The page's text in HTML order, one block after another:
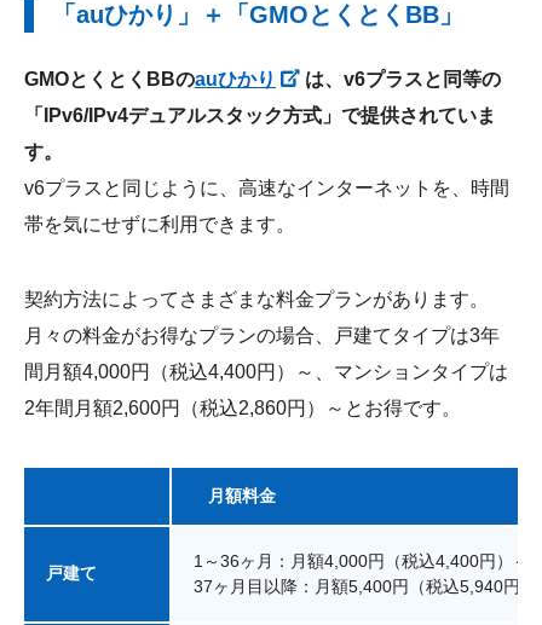
「auひかり」＋「GMOとくとくBB」
GMOとくとくBBのauひかり
は、v6プラスと同等の
「IPv6/IPv4デュアルスタック方式」で提供されていま
す。
v6プラスと同じように、高速なインターネットを、時間
帯を気にせずに利用できます。
契約方法によってさまざまな料金プランがあります。
月々の料金がお得なプランの場合、戸建てタイプは3年
間月額4,000円（税込4,400円）～、マンションタイプは
2年間月額2,600円（税込2,860円）～とお得です。
月額料金
戸建て
1～36ヶ月：月額4,000円（税込4,400円）～
37ヶ月目以降：月額5,400円（税込5,940円）